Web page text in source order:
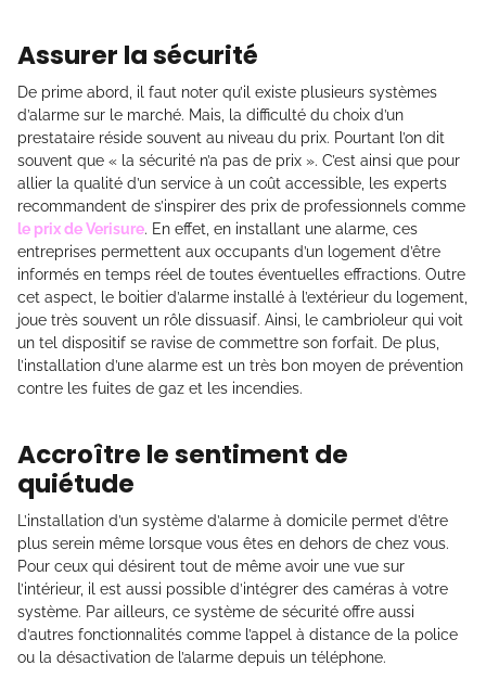
Assurer la sécurité
De prime abord, il faut noter qu’il existe plusieurs systèmes
d’alarme sur le marché. Mais, la difficulté du choix d’un
prestataire réside souvent au niveau du prix. Pourtant l’on dit
souvent que « la sécurité n’a pas de prix ». C’est ainsi que pour
allier la qualité d’un service à un coût accessible, les experts
recommandent de s’inspirer des prix de professionnels comme
le prix de Verisure. En effet, en installant une alarme, ces
entreprises permettent aux occupants d’un logement d’être
informés en temps réel de toutes éventuelles effractions. Outre
cet aspect, le boitier d’alarme installé à l’extérieur du logement,
joue très souvent un rôle dissuasif. Ainsi, le cambrioleur qui voit
un tel dispositif se ravise de commettre son forfait. De plus,
l’installation d’une alarme est un très bon moyen de prévention
contre les fuites de gaz et les incendies.
Accroître le sentiment de
quiétude
L’installation d’un système d’alarme à domicile permet d’être
plus serein même lorsque vous êtes en dehors de chez vous.
Pour ceux qui désirent tout de même avoir une vue sur
l’intérieur, il est aussi possible d’intégrer des caméras à votre
système. Par ailleurs, ce système de sécurité offre aussi
d’autres fonctionnalités comme l’appel à distance de la police
ou la désactivation de l’alarme depuis un téléphone.